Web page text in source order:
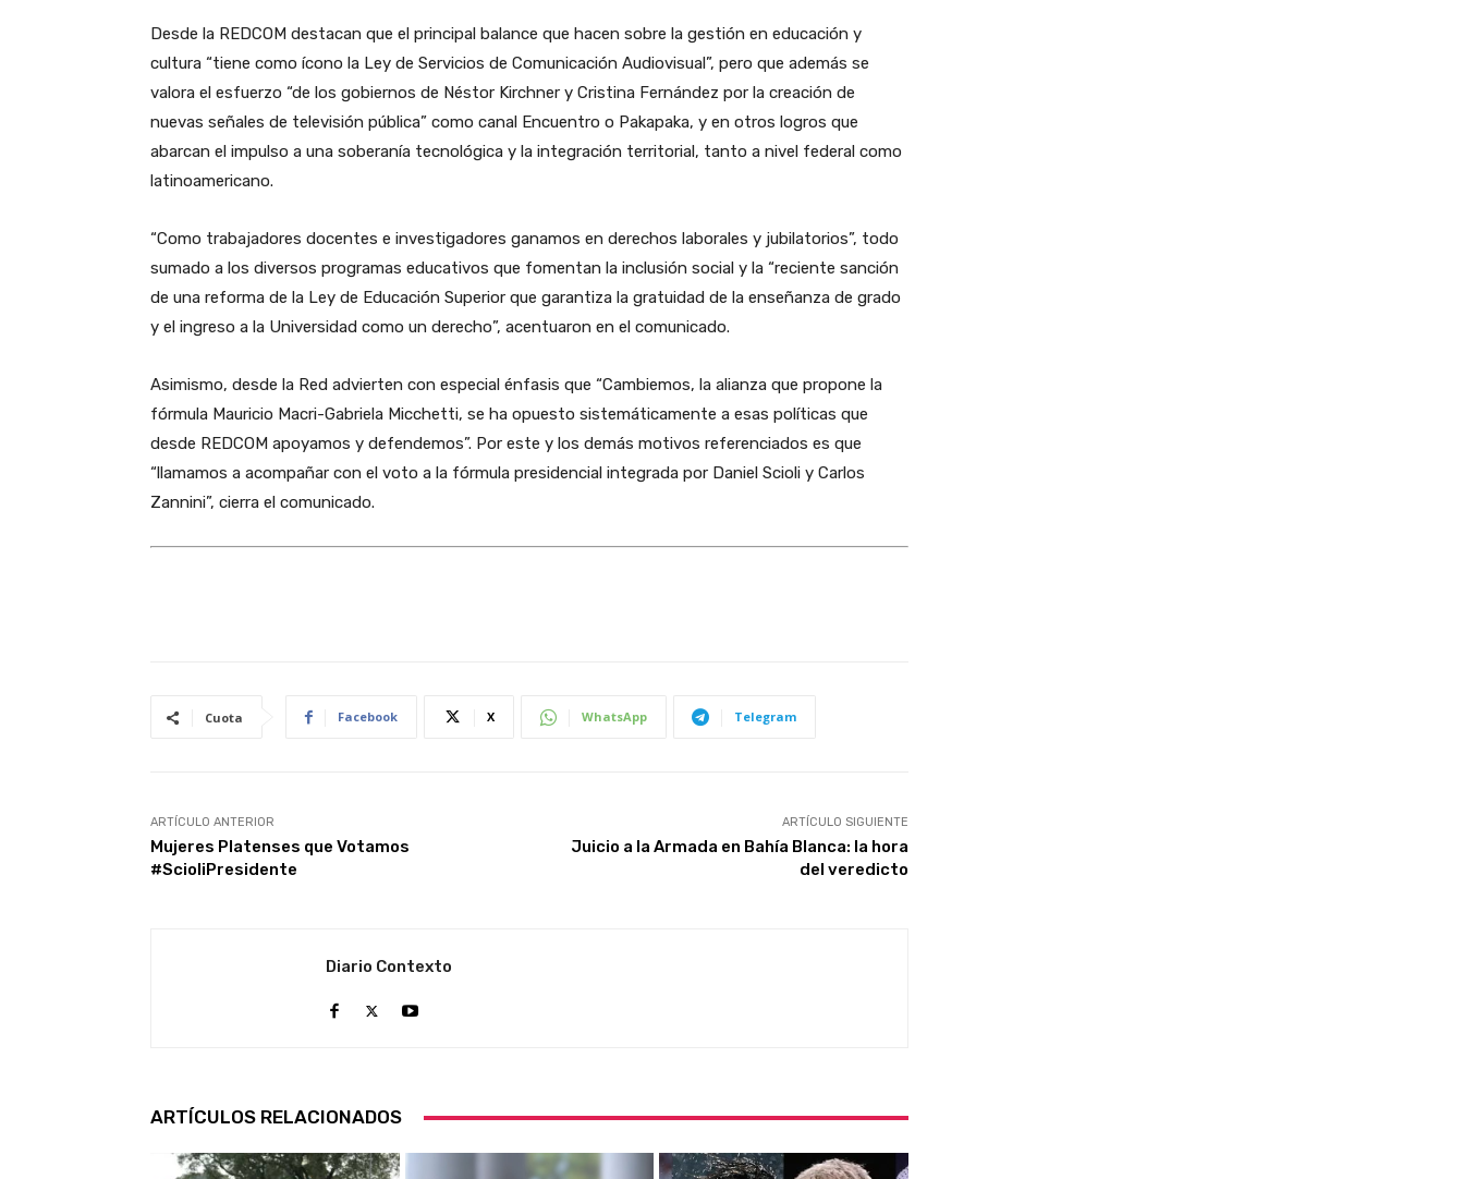
Desde la REDCOM destacan que el principal balance que hacen sobre la gestión en educación y
cultura “tiene como ícono la Ley de Servicios de Comunicación Audiovisual”, pero que además se
valora el esfuerzo “de los gobiernos de Néstor Kirchner y Cristina Fernández por la creación de
nuevas señales de televisión pública” como canal Encuentro o Pakapaka, y en otros logros que
abarcan el impulso a una soberanía tecnológica y la integración territorial, tanto a nivel federal como
latinoamericano.
“Como trabajadores docentes e investigadores ganamos en derechos laborales y jubilatorios”, todo
sumado a los diversos programas educativos que fomentan la inclusión social y la “reciente sanción
de una reforma de la Ley de Educación Superior que garantiza la gratuidad de la enseñanza de grado
y el ingreso a la Universidad como un derecho”, acentuaron en el comunicado.
Asimismo, desde la Red advierten con especial énfasis que “Cambiemos, la alianza que propone la
fórmula Mauricio Macri-Gabriela Micchetti, se ha opuesto sistemáticamente a esas políticas que
desde REDCOM apoyamos y defendemos”. Por este y los demás motivos referenciados es que
“llamamos a acompañar con el voto a la fórmula presidencial integrada por Daniel Scioli y Carlos
Zannini”, cierra el comunicado.
Cuota Facebook X WhatsApp Telegram
ARTÍCULO ANTERIOR
Mujeres Platenses que Votamos
#ScioliPresidente
ARTÍCULO SIGUIENTE
Juicio a la Armada en Bahía Blanca: la hora
del veredicto
Diario Contexto
ARTÍCULOS RELACIONADOS